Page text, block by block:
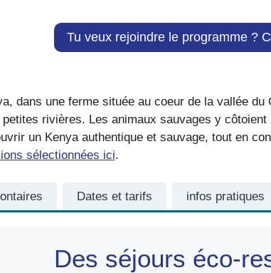
Tu veux rejoindre le programme ?
dans une ferme située au coeur de la vallée
rivières. Les animaux sauvages y
un Kenya authentique et sauvage, tout en
sélectionnées ici.
Dates et tarifs infos pratiques
Des séjours éco-